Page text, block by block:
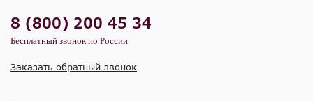
8 (800) 200 45 34
Бесплатный звонок по России
Заказать обратный звонок